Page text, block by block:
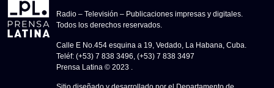
Radio – Televisión – Publicaciones impresas y digitales.
Todos los derechos reservados.
Calle E No.454 esquina a 19, Vedado, La Habana, Cuba.
Teléf: (+53) 7 838 3496, (+53) 7 838 3497
Prensa Latina © 2023 .